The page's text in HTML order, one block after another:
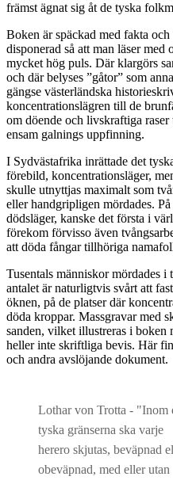
främst ägnat sig åt de tyska
Boken är späckad med fakta
disponerad så att man läser med
mycket hög puls. Där klargörs
och där belyses ”gåtor” som
gängse västerländska
koncentrationslägren till de
om döende och livskraftiga
ensam galnings uppfinning.
I Sydvästafrika inrättade det
förebild, koncentrationsläger,
skulle utnyttjas maximalt som
eller handgripligen mördades.
dödsläger, kanske det första i
förekom förvisso även
att döda fångar tillhöriga
Tusentals människor mördades
antalet är naturligtvis svårt att
öknen, på de platser där
döda kroppar. Massgravar med
sanden, vilket illustreras i boken
heller inte skriftliga bevis. Här
och andra avslöjande dokument.
Lothar von Trotta - "Inom
tyska gränserna ska varje
herero skjutas, beväpnad
obeväpnad, med eller utan